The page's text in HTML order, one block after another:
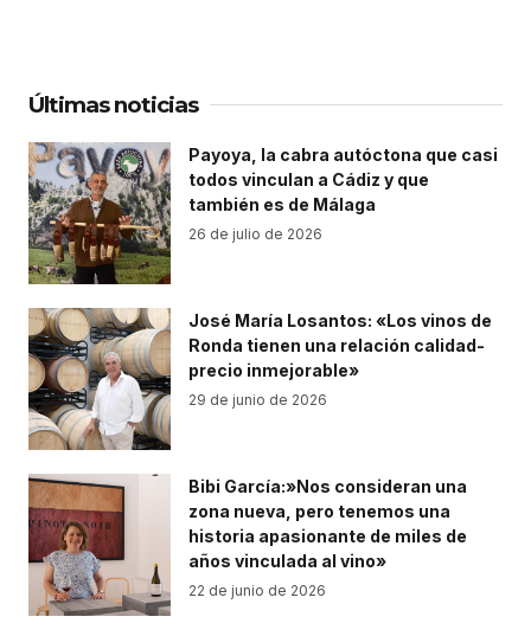
Últimas noticias
Payoya, la cabra autóctona que casi
todos vinculan a Cádiz y que
también es de Málaga
26 de julio de 2026
José María Losantos: «Los vinos de
Ronda tienen una relación calidad-
precio inmejorable»
29 de junio de 2026
Bibi García:»Nos consideran una
zona nueva, pero tenemos una
historia apasionante de miles de
años vinculada al vino»
22 de junio de 2026